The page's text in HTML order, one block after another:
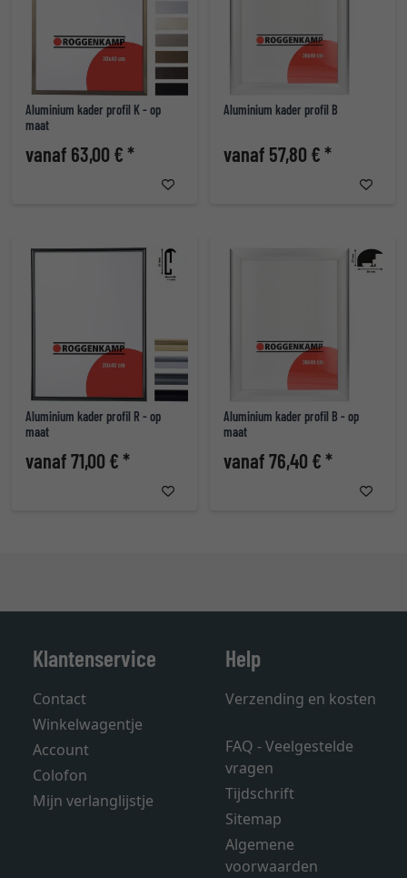
Aluminium kader profil K - op
maat
vanaf 63,00 € *
Aluminium kader profil B
vanaf 57,80 € *
Aluminium kader profil R - op
maat
vanaf 71,00 € *
Aluminium kader profil B - op
maat
vanaf 76,40 € *
Klantenservice
Contact
Winkelwagentje
Account
Colofon
Mijn verlanglijstje
Help
Verzending en kosten
FAQ - Veelgestelde
vragen
Tijdschrift
Sitemap
Algemene
voorwaarden